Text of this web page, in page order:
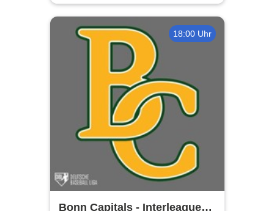
18:00 Uhr
Bonn Capitals - Interleague